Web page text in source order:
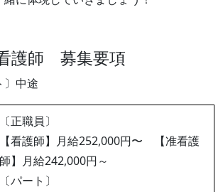
護師 募集要項
〕中途
〔正職員〕
【看護師】月給252,000円〜 【准看護
師】月給242,000円～
〔パート〕